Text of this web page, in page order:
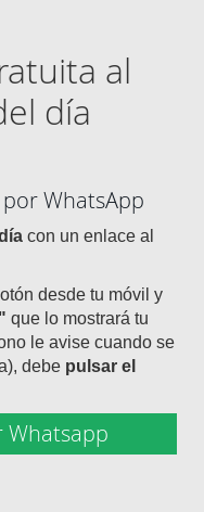
al
día
WhatsApp
con un enlace al
desde tu móvil y
que lo mostrará tu
le avise cuando se
debe pulsar el
Whatsapp